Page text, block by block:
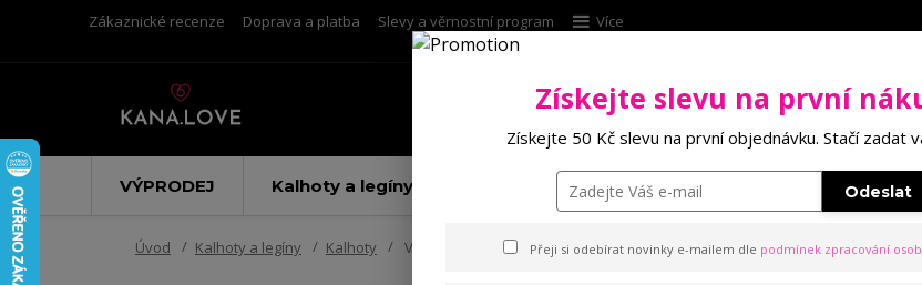
Zákaznické recenze Doprava a platba Slevy a věrnostní program
Více
VÝPRODEJ Kalhoty a legíny Punčochové zboží
Úvod Kalhoty a legíny Kalhoty Vanda elastické strečové kalhoty s kapsami a zlatými knoflíky
Získejte slevu na první
Získejte 50 Kč slevu na první objednávku. Stačí zadat
Odeslat
Přeji si odebírat novinky e-mailem dle podmínek zpracování